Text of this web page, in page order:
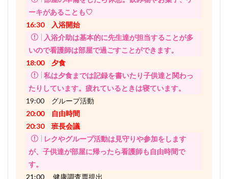
ーキがあることも♡
16:30 入浴開始
入浴介助は基本的に先生達が担当することが多
いので看護師は部屋で過ごすことができます。
18:00 夕食
私は夕食までは記録を書いたり子供達と関わっ
たりしています。疲れているときは寝ています。
19:00 グループ活動
20:00 自由時間
20:30 班長会議
レクやグループ活動は見守りや参加をします
が、子供達が部屋に帰ったら看護師も自由時間で
す。
21:00 健康調査票提出